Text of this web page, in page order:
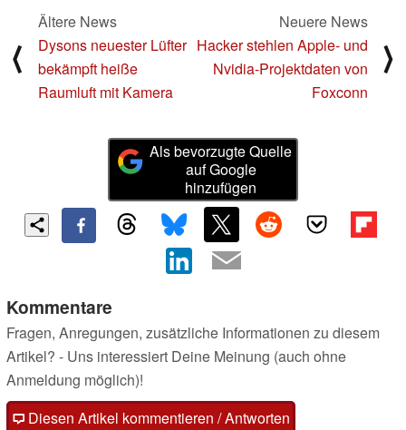
⟨
Ältere News
Dysons neuester Lüfter
bekämpft heiße
Raumluft mit Kamera
Neuere News
Hacker stehlen Apple- und
Nvidia-Projektdaten von
Foxconn
⟩
Als bevorzugte Quelle
auf Google
hinzufügen
Kommentare
Fragen, Anregungen, zusätzliche Informationen zu diesem
Artikel? - Uns interessiert Deine Meinung (auch ohne
Anmeldung möglich)!
Diesen Artikel kommentieren / Antworten